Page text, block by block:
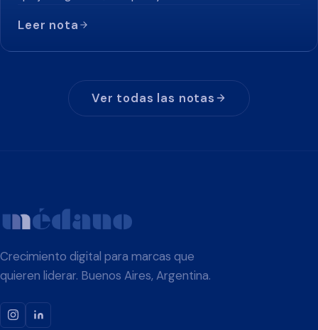
Leer nota
Ver todas las notas
Crecimiento digital para marcas que
quieren liderar. Buenos Aires, Argentina.